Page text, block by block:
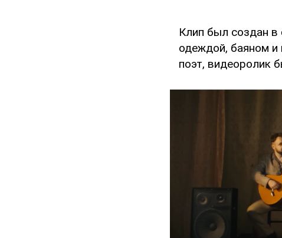
Клип был создан
одеждой, баяном и
поэт, видеоролик